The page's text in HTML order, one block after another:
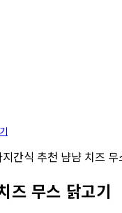
즈 무스 닭고기